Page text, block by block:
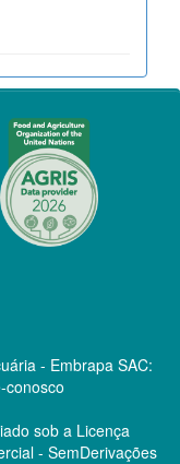
- Embrapa SAC:
conosco
sob a Licença
- SemDerivações